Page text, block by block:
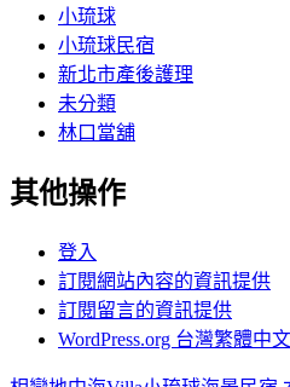
小琉球
小琉球民宿
新北市產後護理
未分類
林口當舖
其他操作
登入
訂閱網站內容的資訊提供
訂閱留言的資訊提供
WordPress.org 台灣繁體中文